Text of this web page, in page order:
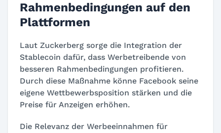
Rahmenbedingungen auf den
Plattformen
Laut Zuckerberg sorge die Integration der
Stablecoin dafür, dass Werbetreibende von
besseren Rahmenbedingungen profitieren.
Durch diese Maßnahme könne Facebook seine
eigene Wettbewerbsposition stärken und die
Preise für Anzeigen erhöhen.
Die Relevanz der Werbeeinnahmen für